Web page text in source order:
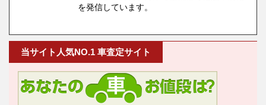
を発信しています。
当サイト人気NO.1 車査定サイト